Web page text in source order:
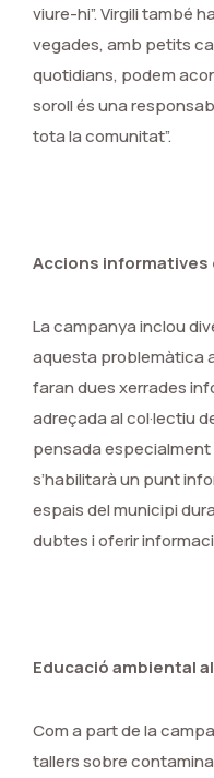
viure-hi”. Virgili també
vegades, amb petits
quotidians, podem
soroll és una
tota la comunitat”.
Accions informatives
La campanya inclou
aquesta problemàtica
faran dues xerrades
adreçada al col·lectiu
pensada especialment
s’habilitarà un punt
espais del municipi
dubtes i oferir
Educació ambiental
Com a part de la
tallers sobre